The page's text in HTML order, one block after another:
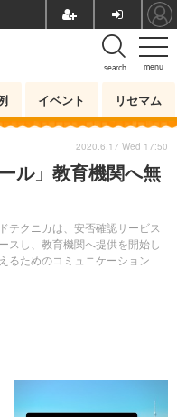
menu
search
イベント リセマム
ル」教育機関へ無
テクニカは、安否確認サービス
スし、教育機関へ提供を開始し
るためのコミュニケーションツ
2020.6.17 Wed 17:50